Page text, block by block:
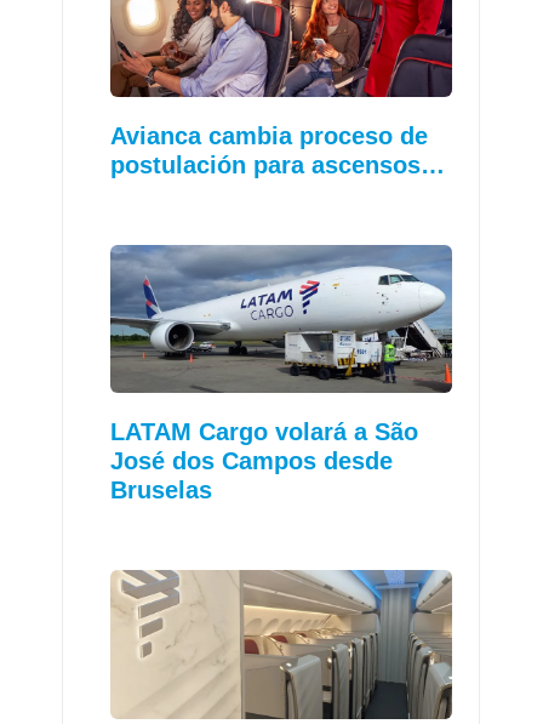
Avianca cambia proceso de
postulación para ascensos…
LATAM Cargo volará a São
José dos Campos desde
Bruselas